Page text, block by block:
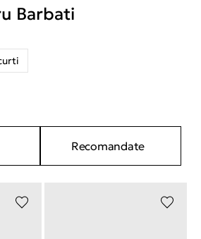
Barbati
Recomandate